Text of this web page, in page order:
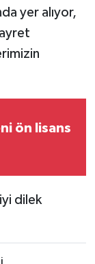
yer alıyor,
ön lisans
dilek